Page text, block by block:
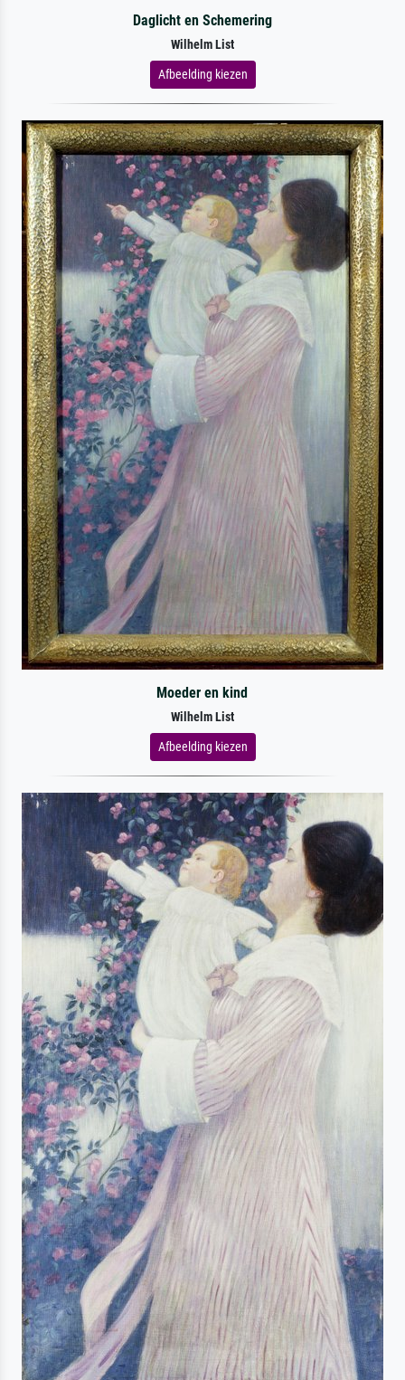
Daglicht en Schemering
Wilhelm List
Afbeelding kiezen
Moeder en kind
Wilhelm List
Afbeelding kiezen